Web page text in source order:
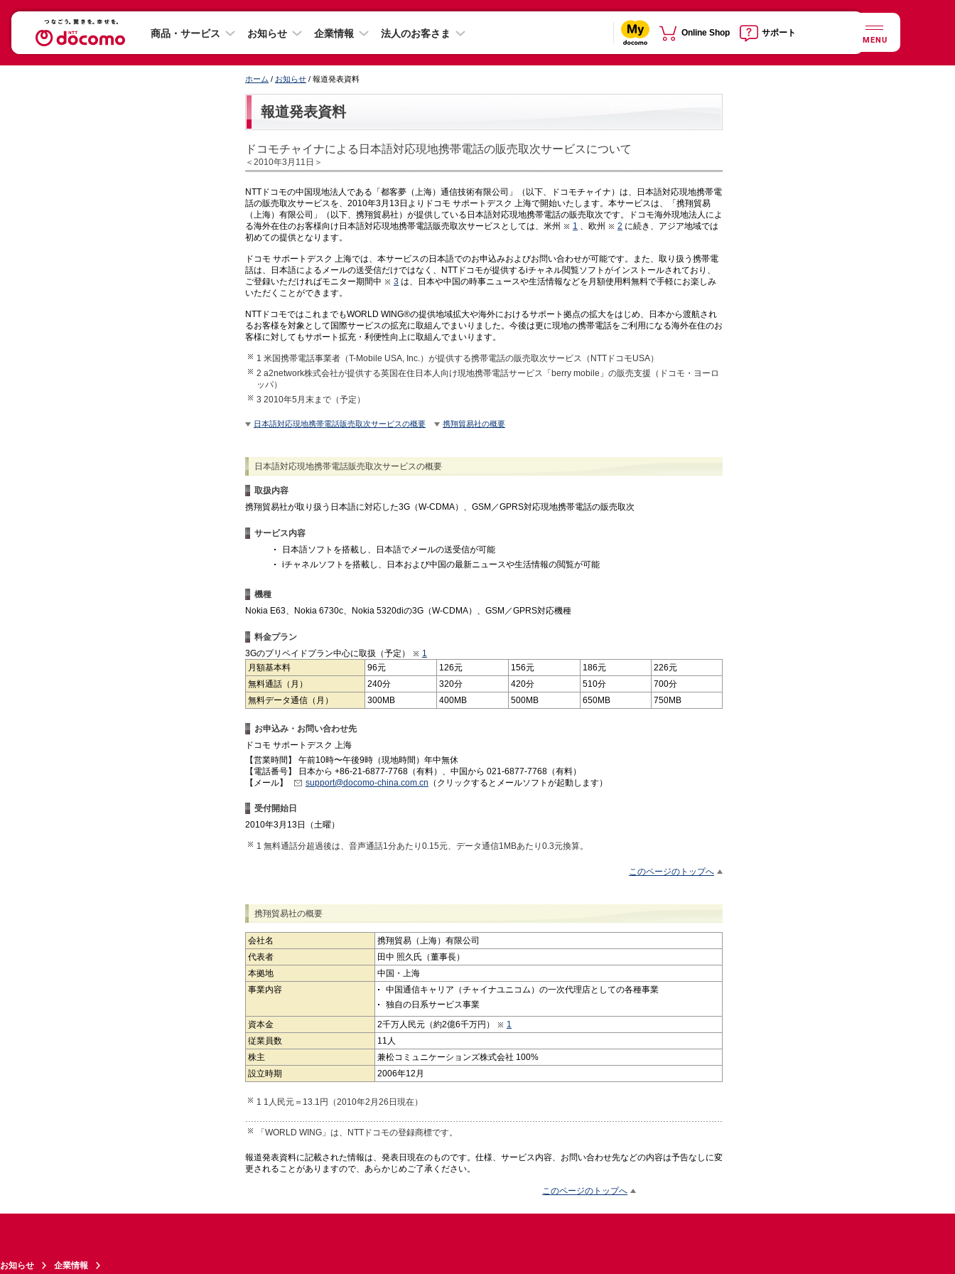
商品・サービス お知らせ 企業情報 法人のお客さま Online Shop サポート
MENU
ホーム / お知らせ / 報道発表資料
報道発表資料
ドコモチャイナによる日本語対応現地携帯電話の販売取次サービスについて
＜2010年3月11日＞
NTTドコモの中国現地法人である「都客夢（上海）通信技術有限公司」（以下、ドコモチャイナ）は、日本語対応現地携帯電
話の販売取次サービスを、2010年3月13日よりドコモ サポートデスク 上海で開始いたします。本サービスは、「携翔貿易
（上海）有限公司」（以下、携翔貿易社）が提供している日本語対応現地携帯電話の販売取次です。ドコモ海外現地法人によ
る海外在住のお客様向け日本語対応現地携帯電話販売取次サービスとしては、米州
1 、欧州 2 に続き、アジア地域では
初めての提供となります。
ドコモ サポートデスク 上海では、本サービスの日本語でのお申込みおよびお問い合わせが可能です。また、取り扱う携帯電
話は、日本語によるメールの送受信だけではなく、NTTドコモが提供するiチャネル閲覧ソフトがインストールされており、
ご登録いただければモニター期間中
3 は、日本や中国の時事ニュースや生活情報などを月額使用料無料で手軽にお楽しみ
いただくことができます。
NTTドコモではこれまでもWORLD WING®の提供地域拡大や海外におけるサポート拠点の拡大をはじめ、日本から渡航され
るお客様を対象として国際サービスの拡充に取組んでまいりました。今後は更に現地の携帯電話をご利用になる海外在住のお
客様に対してもサポート拡充・利便性向上に取組んでまいります。
1 米国携帯電話事業者（T-Mobile USA, Inc.）が提供する携帯電話の販売取次サービス（NTTドコモUSA）
2 a2network株式会社が提供する英国在住日本人向け現地携帯電話サービス「berry mobile」の販売支援（ドコモ・ヨーロ
ッパ）
3 2010年5月末まで（予定）
日本語対応現地携帯電話販売取次サービスの概要 携翔貿易社の概要
日本語対応現地携帯電話販売取次サービスの概要
取扱内容
携翔貿易社が取り扱う日本語に対応した3G（W-CDMA）、GSM／GPRS対応現地携帯電話の販売取次
サービス内容
日本語ソフトを搭載し、日本語でメールの送受信が可能
iチャネルソフトを搭載し、日本および中国の最新ニュースや生活情報の閲覧が可能
機種
Nokia E63、Nokia 6730c、Nokia 5320diの3G（W-CDMA）、GSM／GPRS対応機種
料金プラン
3Gのプリペイドプラン中心に取扱（予定）
1
月額基本料
96元 126元 156元 186元
226元
無料通話（月）
240分 320分 420分 510分
700分
無料データ通信（月）
300MB 400MB 500MB 650MB 750MB
お申込み・お問い合わせ先
ドコモ サポートデスク 上海
【営業時間】 午前10時〜午後9時（現地時間）年中無休
【電話番号】 日本から +86-21-6877-7768（有料）、中国から 021-6877-7768（有料）
【メール】
support@docomo-china.com.cn （クリックするとメールソフトが起動します）
受付開始日
2010年3月13日（土曜）
1 無料通話分超過後は、音声通話1分あたり0.15元、データ通信1MBあたり0.3元換算。
このページのトップへ
携翔貿易社の概要
会社名
携翔貿易（上海）有限公司
代表者
田中 照久氏（董事長）
本拠地
中国・上海
事業内容
中国通信キャリア（チャイナユニコム）の一次代理店としての各種事業
独自の日系サービス事業
資本金 2千万人民元（約2億6千万円）
1
従業員数
11人
株主
兼松コミュニケーションズ株式会社 100%
設立時期
2006年12月
1 1人民元＝13.1円（2010年2月26日現在）
「WORLD WING」は、NTTドコモの登録商標です。
報道発表資料に記載された情報は、発表日現在のものです。仕様、サービス内容、お問い合わせ先などの内容は予告なしに変
更されることがありますので、あらかじめご了承ください。
このページのトップへ
お知らせ 企業情報